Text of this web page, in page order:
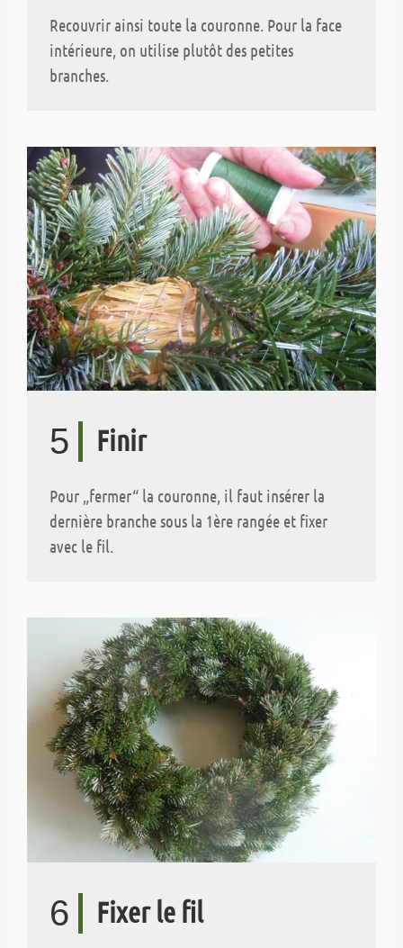
Recouvrir ainsi toute la couronne. Pour la face
intérieure, on utilise plutôt des petites
branches.
5 Finir
Pour „fermer“ la couronne, il faut insérer la
dernière branche sous la 1ère rangée et fixer
avec le fil.
6 Fixer le fil